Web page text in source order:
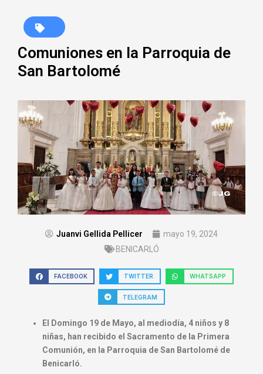
Comuniones en la Parroquia de
San Bartolomé
Juanvi Gellida Pellicer
mayo 19, 2024
BENICARLÓ
FACEBOOK TWITTER WHATSAPP
TELEGRAM
El Domingo 19 de Mayo, al mediodía, 4 niños y 8
niñas, han recibido el Sacramento de la Primera
Comunión, en la Parroquia de San Bartolomé de
Benicarló.